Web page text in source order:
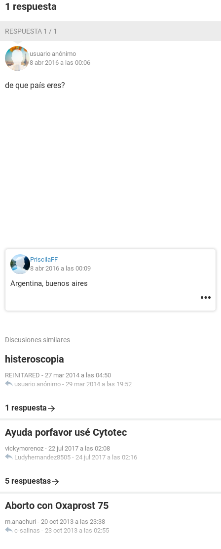
1 respuesta
RESPUESTA 1 / 1
usuario anónimo
8 abr 2016 a las 00:06
de que país eres?
PriscilaFF
8 abr 2016 a las 00:09
Argentina, buenos aires
Discusiones similares
histeroscopia
REINITARED - 27 mar 2014 a las 04:50
usuario anónimo - 29 mar 2014 a las 19:52
1 respuesta
Ayuda porfavor usé Cytotec
vickymorenoz - 22 jul 2017 a las 02:08
Ludyhernandez8505 - 24 jul 2017 a las 02:16
5 respuestas
Aborto con Oxaprost 75
m.anachuri - 20 oct 2013 a las 23:38
c-salinas - 23 oct 2013 a las 02:55